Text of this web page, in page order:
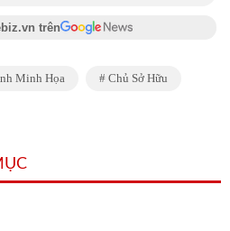
trên
Minh Họa Chủ Sở Hữu